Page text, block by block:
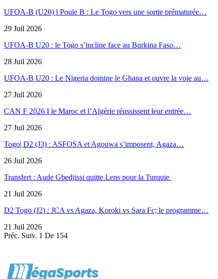
UFOA-B (U20) l Poule B : Le Togo vers une sortie prématurée…
29 Juil 2026
UFOA-B U20 : le Togo s’incline face au Burkina Faso…
28 Juil 2026
UFOA-B U20 : Le Nigeria domine le Ghana et ouvre la voie au…
27 Juil 2026
CAN F 2026 I le Maroc et l’Algérie réussissent leur entrée…
27 Juil 2026
Togo| D2 (J3) : ASFOSA et Agouwa s’imposent, Agaza…
26 Juil 2026
Transfert : Aude Gbedjissi quitte Lens pour la Turquie
21 Juil 2026
D2 Togo (J2) : JCA vs Agaza, Koroki vs Sara Fc; le programme…
21 Juil 2026
Préc. Suiv. 1 De 154